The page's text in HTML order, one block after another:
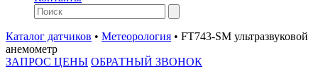
Каталог датчиков • Метеорология • FT743-SM ультразвуковой
анемометр
ЗАПРОС ЦЕНЫ ОБРАТНЫЙ ЗВОНОК